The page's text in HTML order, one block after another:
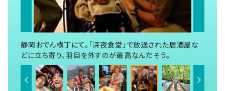
静岡おでん横丁にて。「深夜食堂」で放送された居酒屋な
どに立ち寄り、羽目を外すのが最高なんだそう。